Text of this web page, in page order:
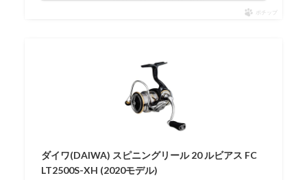
ポチップ
ダイワ(DAIWA) スピニングリール 20 ルビアス FC
LT2500S-XH (2020モデル)